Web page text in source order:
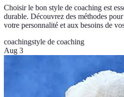
Choisir le bon style de coaching est
durable. Découvrez des méthodes
votre personnalité et aux besoins de
coachingstyle de coaching
Aug 3